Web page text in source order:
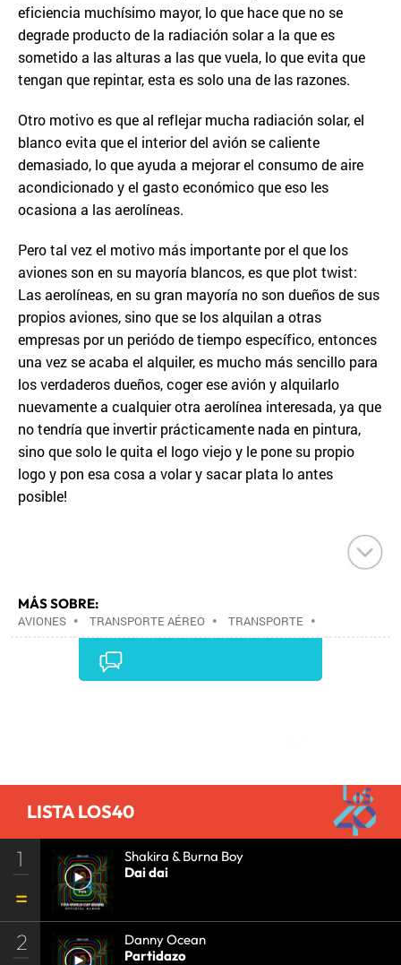
eficiencia muchísimo mayor, lo que hace que no se
degrade producto de la radiación solar a la que es
sometido a las alturas a las que vuela, lo que evita que
tengan que repintar, esta es solo una de las razones.
Otro motivo es que al reflejar mucha radiación solar, el
blanco evita que el interior del avión se caliente
demasiado, lo que ayuda a mejorar el consumo de aire
acondicionado y el gasto económico que eso les
ocasiona a las aerolíneas.
Pero tal vez el motivo más importante por el que los
aviones son en su mayoría blancos, es que plot twist:
Las aerolíneas, en su gran mayoría no son dueños de sus
propios aviones, sino que se los alquilan a otras
empresas por un periódo de tiempo específico, entonces
una vez se acaba el alquiler, es mucho más sencillo para
los verdaderos dueños, coger ese avión y alquilarlo
nuevamente a cualquier otra aerolínea interesada, ya que
no tendría que invertir prácticamente nada en pintura,
sino que solo le quita el logo viejo y le pone su propio
logo y pon esa cosa a volar y sacar plata lo antes
posible!
MÁS SOBRE:
AVIONES • TRANSPORTE AÉREO • TRANSPORTE •
•
LISTA LOS40
1
Shakira & Burna Boy
Dai dai
2
Danny Ocean
Partidazo